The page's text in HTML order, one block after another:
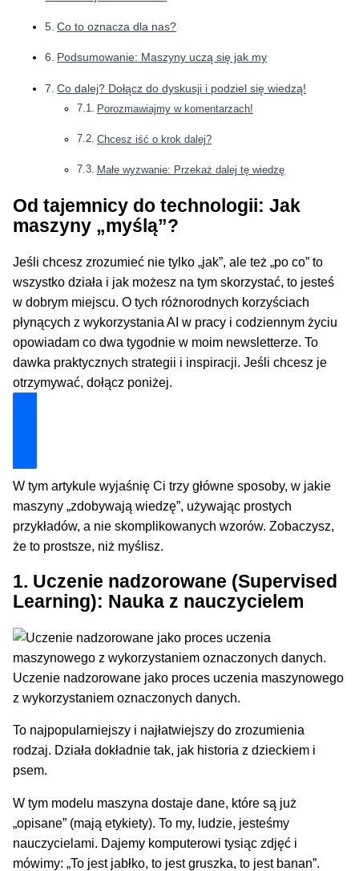
Co to oznacza dla nas?
Podsumowanie: Maszyny uczą się jak my
Co dalej? Dołącz do dyskusji i podziel się wiedzą!
Porozmawiajmy w komentarzach!
Chcesz iść o krok dalej?
Małe wyzwanie: Przekaż dalej tę wiedzę
Od tajemnicy do technologii: Jak
maszyny „myślą”?
Jeśli chcesz zrozumieć nie tylko „jak”, ale też „po co” to
wszystko działa i jak możesz na tym skorzystać, to jesteś
w dobrym miejscu. O tych różnorodnych korzyściach
płynących z wykorzystania AI w pracy i codziennym życiu
opowiadam co dwa tygodnie w moim newsletterze. To
dawka praktycznych strategii i inspiracji. Jeśli chcesz je
otrzymywać, dołącz poniżej.
W tym artykule wyjaśnię Ci trzy główne sposoby, w jakie
maszyny „zdobywają wiedzę”, używając prostych
przykładów, a nie skomplikowanych wzorów. Zobaczysz,
że to prostsze, niż myślisz.
1. Uczenie nadzorowane (Supervised
Learning): Nauka z nauczycielem
Uczenie nadzorowane jako proces uczenia maszynowego
z wykorzystaniem oznaczonych danych.
To najpopularniejszy i najłatwiejszy do zrozumienia
rodzaj. Działa dokładnie tak, jak historia z dzieckiem i
psem.
W tym modelu maszyna dostaje dane, które są już
„opisane” (mają etykiety). To my, ludzie, jesteśmy
nauczycielami. Dajemy komputerowi tysiąc zdjęć i
mówimy: „To jest jabłko, to jest gruszka, to jest banan”.